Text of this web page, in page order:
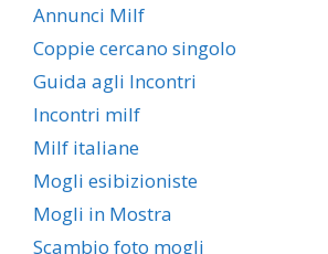
Annunci Milf
Coppie cercano singolo
Guida agli Incontri
Incontri milf
Milf italiane
Mogli esibizioniste
Mogli in Mostra
Scambio foto mogli